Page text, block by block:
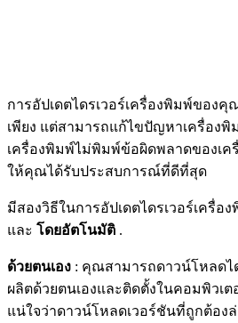
การอัปเดตไดรเวอร์เครื่องพิมพ์ของคุ
เพียง แต่สามารถแก้ไขปัญหาเครื่องพิ
เครื่องพิมพ์ไม่พิมพ์ข้อผิดพลาดของเค
ให้คุณได้รับประสบการณ์ที่ดีที่สุด
มีสองวิธีในการอัปเดตไดรเวอร์เครื่อ
และ โดยอัตโนมัติ .
ด้วยตนเอง : คุณสามารถดาวน์โหลดไ
ผลิตด้วยตนเองและติดตั้งในคอมพิวเ
แน่ใจว่าดาวน์โหลดเวอร์ชันที่ถูกต้อง